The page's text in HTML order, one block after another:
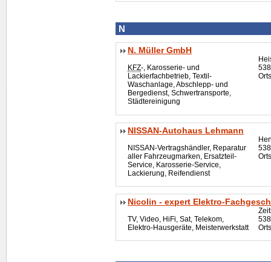
N
N. Müller GmbH
KFZ-, Karosserie- und
Lackierfachbetrieb, Textil-
Waschanlage, Abschlepp- und
Bergedienst, Schwertransporte,
Städtereinigung
NISSAN-Autohaus Lehmann
NISSAN-Vertragshändler, Reparatur
aller Fahrzeugmarken, Ersatzteil-
Service, Karosserie-Service,
Lackierung, Reifendienst
Nicolin - expert Elektro-
TV, Video, HiFi, Sat, Telekom,
Elektro-Hausgeräte, Meisterwerkstatt